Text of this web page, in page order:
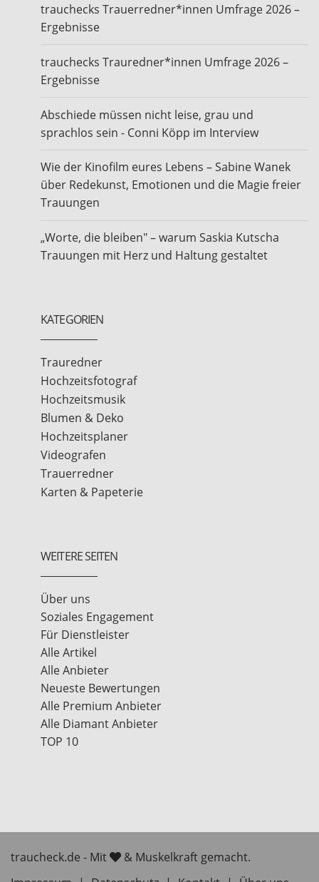
trauchecks Trauerredner*innen Umfrage 2026 –
Ergebnisse
trauchecks Trauredner*innen Umfrage 2026 –
Ergebnisse
Abschiede müssen nicht leise, grau und
sprachlos sein - Conni Köpp im Interview
Wie der Kinofilm eures Lebens – Sabine Wanek
über Redekunst, Emotionen und die Magie freier
Trauungen
„Worte, die bleiben" – warum Saskia Kutscha
Trauungen mit Herz und Haltung gestaltet
KATEGORIEN
Trauredner
Hochzeitsfotograf
Hochzeitsmusik
Blumen & Deko
Hochzeitsplaner
Videografen
Trauerredner
Karten & Papeterie
WEITERE SEITEN
Über uns
Soziales Engagement
Für Dienstleister
Alle Artikel
Alle Anbieter
Neueste Bewertungen
Alle Premium Anbieter
Alle Diamant Anbieter
TOP 10
traucheck.de - Mit
& Muskelkraft gemacht.